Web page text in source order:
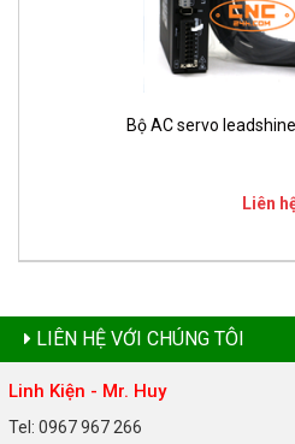
Bộ AC servo
Liên
LIÊN HỆ VỚI CHÚNG TÔI
Linh Kiện - Mr. Huy
Tel: 0967 967 266